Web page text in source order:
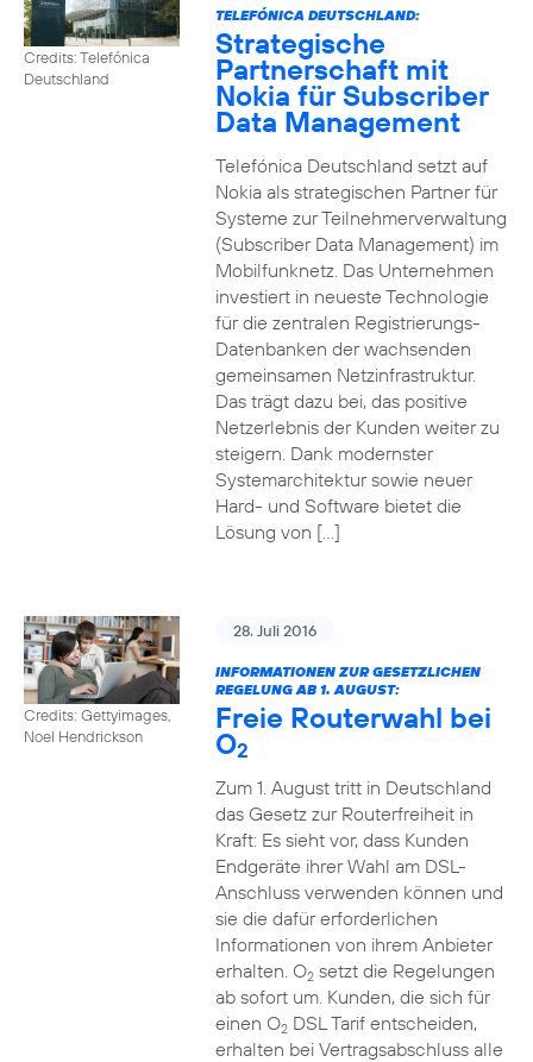
Credits: Telefónica
Deutschland
TELEFÓNICA DEUTSCHLAND:
Strategische
Partnerschaft mit
Nokia für Subscriber
Data Management
Telefónica Deutschland setzt auf
Nokia als strategischen Partner für
Systeme zur Teilnehmerverwaltung
(Subscriber Data Management) im
Mobilfunknetz. Das Unternehmen
investiert in neueste Technologie
für die zentralen Registrierungs-
Datenbanken der wachsenden
gemeinsamen Netzinfrastruktur.
Das trägt dazu bei, das positive
Netzerlebnis der Kunden weiter zu
steigern. Dank modernster
Systemarchitektur sowie neuer
Hard- und Software bietet die
Lösung von […]
Credits: Gettyimages,
Noel Hendrickson
28. Juli 2016
INFORMATIONEN ZUR GESETZLICHEN
REGELUNG AB 1. AUGUST:
Freie Routerwahl bei
O2
Zum 1. August tritt in Deutschland
das Gesetz zur Routerfreiheit in
Kraft: Es sieht vor, dass Kunden
Endgeräte ihrer Wahl am DSL-
Anschluss verwenden können und
sie die dafür erforderlichen
Informationen von ihrem Anbieter
erhalten. O2setzt die Regelungen
ab sofort um. Kunden, die sich für
einen O2DSL Tarif entscheiden,
erhalten bei Vertragsabschluss alle